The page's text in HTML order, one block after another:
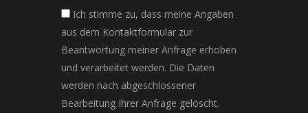
Ich stimme zu, dass meine Angaben
aus dem Kontaktformular zur
Beantwortung meiner Anfrage erhoben
und verarbeitet werden. Die Daten
werden nach abgeschlossener
Bearbeitung Ihrer Anfrage gelöscht.